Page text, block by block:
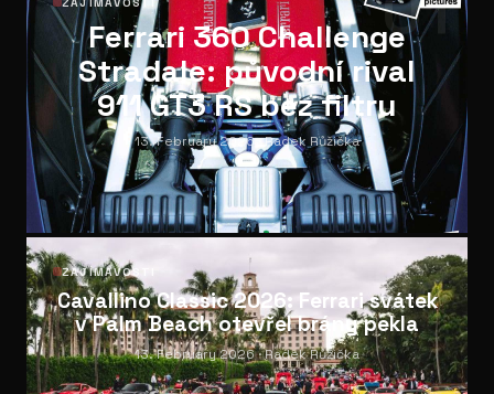
Ferrari 360 Challenge
Stradale: původní rival
911 GT3 RS bez filtru
13. February 2026· Radek Růžička
02
ZAJÍMAVOSTI
Cavallino Classic 2026: Ferrari svátek
v Palm Beach otevřel brány pekla
13. February 2026· Radek Růžička